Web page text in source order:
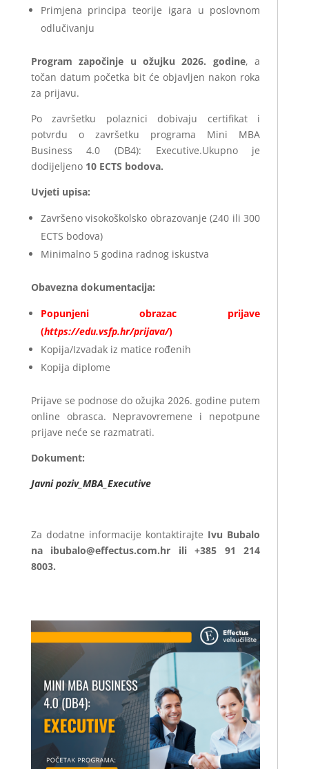
Primjena principa teorije igara u poslovnom
odlučivanju
Program započinje u ožujku 2026. godine, a
točan datum početka bit će objavljen nakon roka
za prijavu.
Po završetku polaznici dobivaju certifikat i
potvrdu o završetku programa Mini MBA
Business 4.0 (DB4): Executive.Ukupno je
dodijeljeno 10 ECTS bodova.
Uvjeti upisa:
Završeno visokoškolsko obrazovanje (240 ili 300
ECTS bodova)
Minimalno 5 godina radnog iskustva
Obavezna dokumentacija:
Popunjeni obrazac prijave
(https://edu.vsfp.hr/prijava/)
Kopija/Izvadak iz matice rođenih
Kopija diplome
Prijave se podnose do ožujka 2026. godine putem
online obrasca. Nepravovremene i nepotpune
prijave neće se razmatrati.
Dokument:
Javni poziv_MBA_Executive
Za dodatne informacije kontaktirajte Ivu Bubalo
na ibubalo@effectus.com.hr ili +385 91 214
8003.